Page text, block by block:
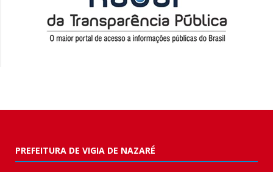
PREFEITURA DE VIGIA DE NAZARÉ